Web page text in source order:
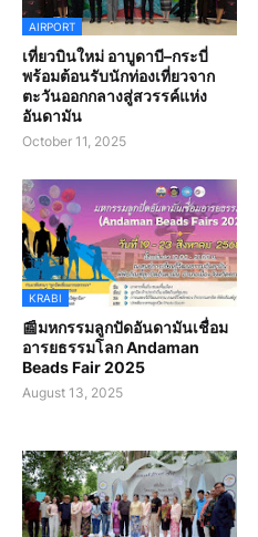
AIRPORT
เที่ยวบินใหม่ อาบูดาบี–กระบี่
พร้อมต้อนรับนักท่องเที่ยวจาก
ตะวันออกกลางสู่สวรรค์แห่ง
อันดามัน
October 11, 2025
KRABI
📰มหกรรมลูกปัดอันดามันเชื่อม
อารยธรรมโลก Andaman
Beads Fair 2025
August 13, 2025